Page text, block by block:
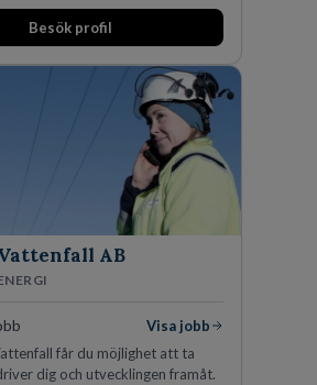
i Värnamo. Sedan dess har
kraftigt genom ett antal
återförsäljaren av Volvo
finns representerade på 20
Besök profil
AB
Visa jobb
får du möjlighet att ta
dig och utvecklingen framåt.